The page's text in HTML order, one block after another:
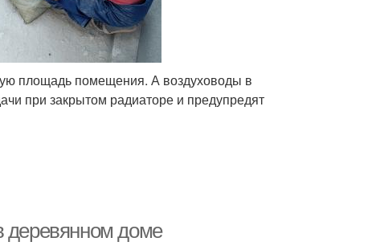
площадь помещения. А воздуховоды в
при закрытом радиаторе и предупредят
деревянном доме